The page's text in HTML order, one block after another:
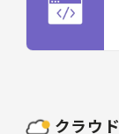
クラウド